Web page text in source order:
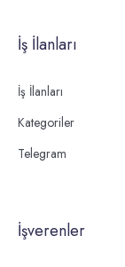
İş İlanları
İş İlanları
Kategoriler
Telegram
İşverenler